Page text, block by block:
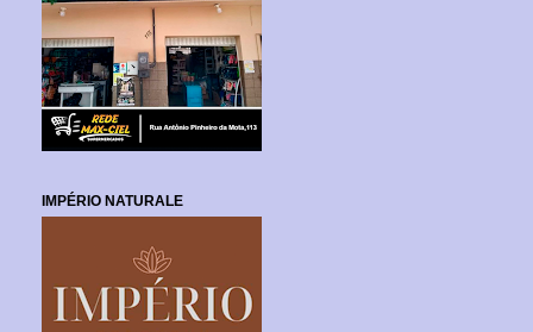
IMPÉRIO NATURALE